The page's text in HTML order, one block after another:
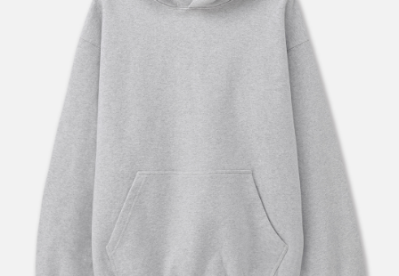
コレクション
お知らせ